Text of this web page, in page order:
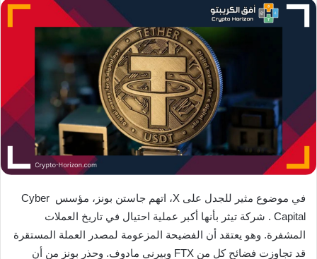
في موضوع مثير للجدل على X، اتهم جاستن بونز، مؤسس Cyber ​​
Capital . شركة تيثر بأنها أكبر عملية احتيال في تاريخ العملات
المشفرة. وهو يعتقد أن الفضيحة المزعومة لمصدر العملة المستقرة
قد تجاوزت فضائح كل من FTX وبيرني مادوف. وحذر بونز من أن